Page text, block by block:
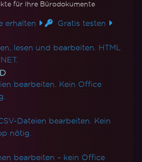
für Ihre Bürodokumente
erhalten Gratis testen
lesen und bearbeiten. HTML
bearbeiten. Kein Office
Dateien bearbeiten. Kein
nötig.
bearbeiten – kein Office